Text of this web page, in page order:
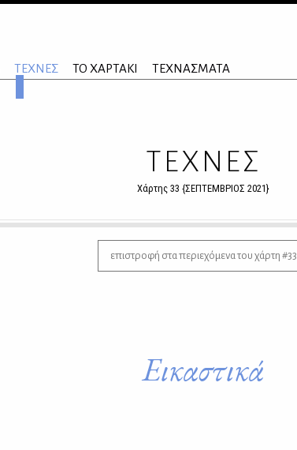
ΤΕΧΝΕΣ ΤΟ ΧΑΡΤΑΚΙ ΤΕΧΝΑΣΜΑΤΑ
ΤΕΧΝΕΣ
Χάρτης 33 {ΣΕΠΤΕΜΒΡΙΟΣ 2021}
επιστροφή στα περιεχόμενα του χάρτη #33
Εικαστικά